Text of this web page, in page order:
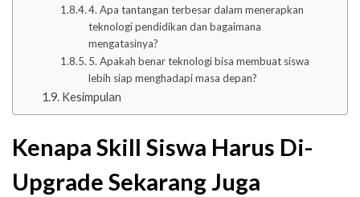
4. Apa tantangan terbesar dalam menerapkan
teknologi pendidikan dan bagaimana
mengatasinya?
5. Apakah benar teknologi bisa membuat siswa
lebih siap menghadapi masa depan?
Kesimpulan
Kenapa Skill Siswa Harus Di-
Upgrade Sekarang Juga